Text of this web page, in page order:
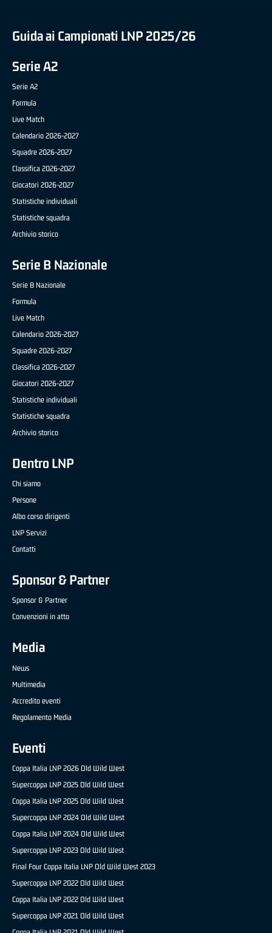
Guida ai Campionati LNP 2025/26
Serie A2
Serie A2
Formula
Live Match
Calendario 2026-2027
Squadre 2026-2027
Classifica 2026-2027
Giocatori 2026-2027
Statistiche individuali
Statistiche squadra
Archivio storico
Serie B Nazionale
Serie B Nazionale
Formula
Live Match
Calendario 2026-2027
Squadre 2026-2027
Classifica 2026-2027
Giocatori 2026-2027
Statistiche individuali
Statistiche squadra
Archivio storico
Dentro LNP
Chi siamo
Persone
Albo corso dirigenti
LNP Servizi
Contatti
Sponsor & Partner
Sponsor & Partner
Convenzioni in atto
Media
News
Multimedia
Accredito eventi
Regolamento Media
Eventi
Coppa Italia LNP 2026 Old Wild West
Supercoppa LNP 2025 Old Wild West
Coppa Italia LNP 2025 Old Wild West
Supercoppa LNP 2024 Old Wild West
Coppa Italia LNP 2024 Old Wild West
Supercoppa LNP 2023 Old Wild West
Final Four Coppa Italia LNP Old Wild West 2023
Supercoppa LNP 2022 Old Wild West
Coppa Italia LNP 2022 Old Wild West
Supercoppa LNP 2021 Old Wild West